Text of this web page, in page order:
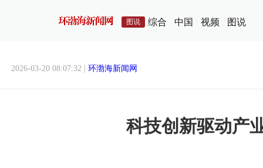
图说 综合 中国 视频 图说
2026-03-20 08:07:32 | 环渤海新闻网
科技创新驱动产